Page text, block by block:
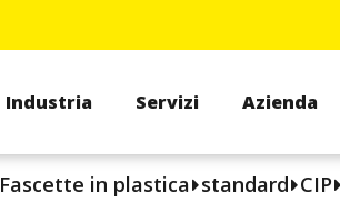
Industria Servizi Azienda
Fascette in plastica standard CIP